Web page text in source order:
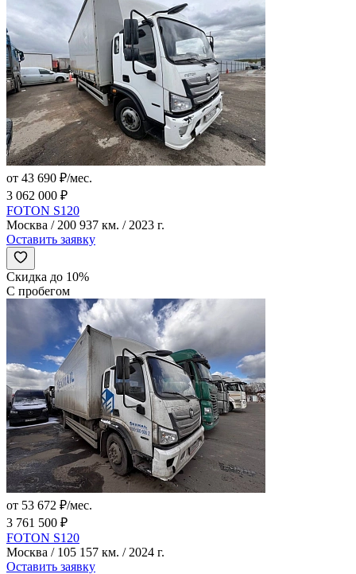
от 43 690 ₽/мес.
3 062 000 ₽
FOTON S120
Москва / 200 937 км. / 2023 г.
Оставить заявку
Скидка до 10%
С пробегом
от 53 672 ₽/мес.
3 761 500 ₽
FOTON S120
Москва / 105 157 км. / 2024 г.
Оставить заявку